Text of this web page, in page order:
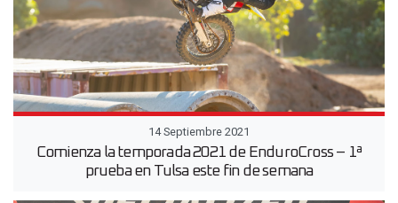
14 Septiembre 2021
Comienza la temporada 2021 de EnduroCross – 1ª
prueba en Tulsa este fin de semana